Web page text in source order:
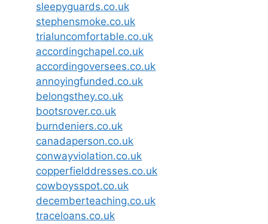
sleepyguards.co.uk
stephensmoke.co.uk
trialuncomfortable.co.uk
accordingchapel.co.uk
accordingoversees.co.uk
annoyingfunded.co.uk
belongsthey.co.uk
bootsrover.co.uk
burndeniers.co.uk
canadaperson.co.uk
conwayviolation.co.uk
copperfielddresses.co.uk
cowboysspot.co.uk
decemberteaching.co.uk
traceloans.co.uk